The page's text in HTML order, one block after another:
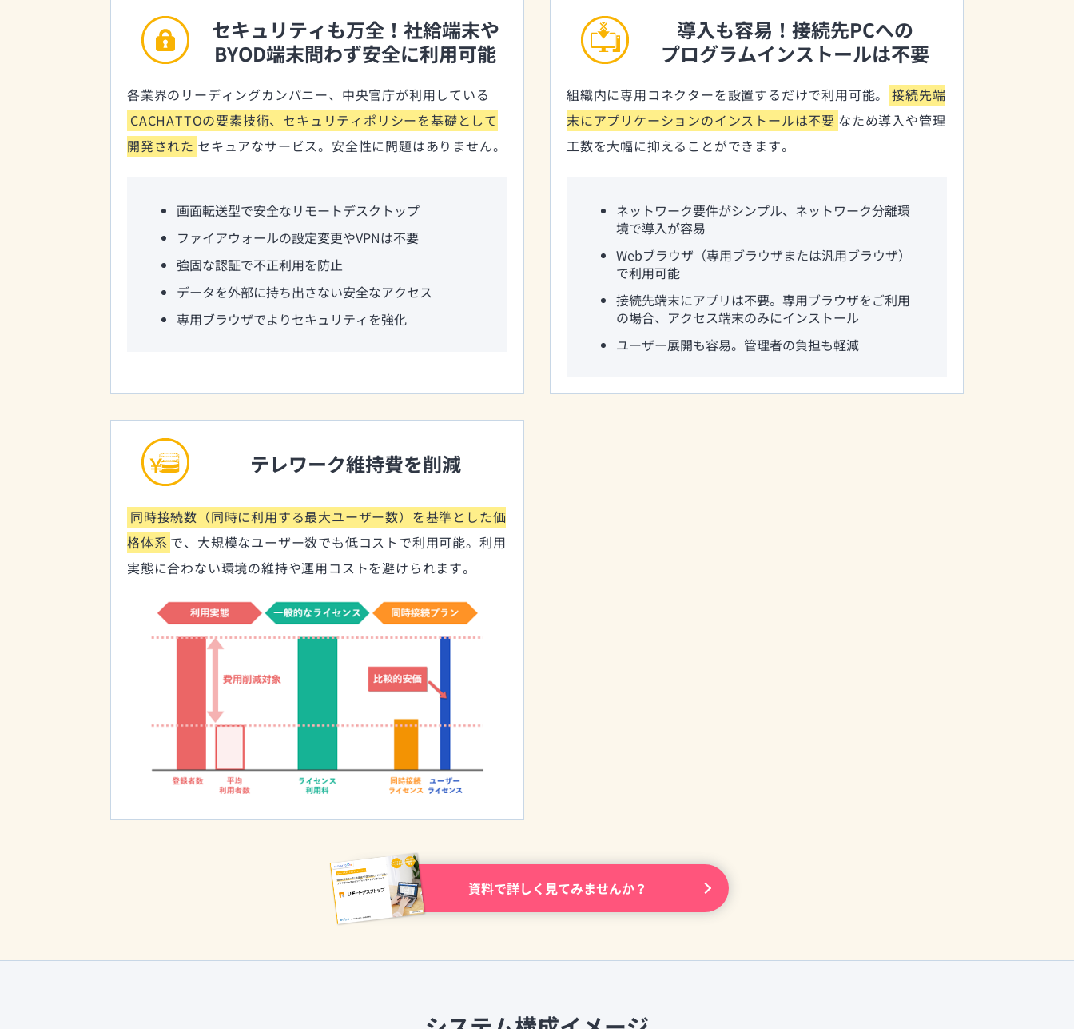
セキュリティも万全！社給端末や
BYOD端末問わず安全に利用可能
各業界のリーディングカンパニー、中央官庁が利用している
CACHATTOの要素技術、セキュリティポリシーを基礎として
開発された セキュアなサービス。安全性に問題はありません。
画面転送型で安全なリモートデスクトップ
ファイアウォールの設定変更やVPNは不要
強固な認証で不正利用を防止
データを外部に持ち出さない安全なアクセス
専用ブラウザでよりセキュリティを強化
導入も容易！接続先PCへの
プログラムインストールは不要
組織内に専用コネクターを設置するだけで利用可能。
接続先端
末にアプリケーションのインストールは不要 なため導入や管理
工数を大幅に抑えることができます。
ネットワーク要件がシンプル、ネットワーク分離環
境で導入が容易
Webブラウザ（専用ブラウザまたは汎用ブラウザ）
で利用可能
接続先端末にアプリは不要。専用ブラウザをご利用
の場合、アクセス端末のみにインストール
ユーザー展開も容易。管理者の負担も軽減
テレワーク維持費を削減
同時接続数（同時に利用する最大ユーザー数）を基準とした価
格体系 で、大規模なユーザー数でも低コストで利用可能。利用
実態に合わない環境の維持や運用コストを避けられます。
資料で詳しく見てみませんか？